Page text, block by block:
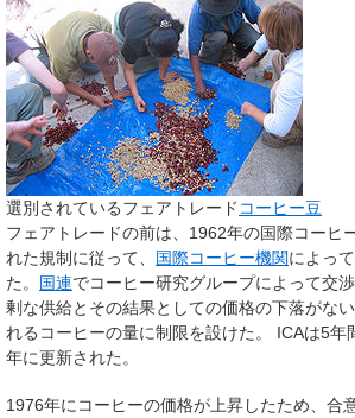
選別されているフェアトレード コーヒー豆
フェアトレードの前は、1962年の国際コーヒ
れた規制に従って、 国際コーヒー機関によっ
た。 国連でコーヒー研究グループによって交
剰な供給とその結果としての価格の下落がな
れるコーヒーの量に制限を設けた。 ICAは5年
年に更新された。
1976年にコーヒーの価格が上昇したため、合